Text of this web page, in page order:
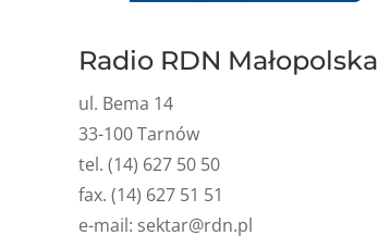
Radio RDN Małopolska
ul. Bema 14
33-100 Tarnów
tel. (14) 627 50 50
fax. (14) 627 51 51
e-mail: sektar@rdn.pl